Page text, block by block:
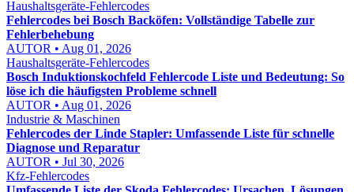
Haushaltsgeräte-Fehlercodes
Fehlercodes bei Bosch Backöfen: Vollständige Tabelle zur
Fehlerbehebung
AUTOR • Aug 01, 2026
Haushaltsgeräte-Fehlercodes
Bosch Induktionskochfeld Fehlercode Liste und Bedeutung: So
löse ich die häufigsten Probleme schnell
AUTOR • Aug 01, 2026
Industrie & Maschinen
Fehlercodes der Linde Stapler: Umfassende Liste für schnelle
Diagnose und Reparatur
AUTOR • Jul 30, 2026
Kfz-Fehlercodes